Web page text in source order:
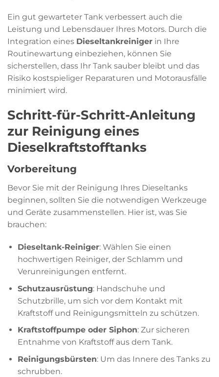
Ein gut gewarteter Tank verbessert auch die
Leistung und Lebensdauer Ihres Motors. Durch die
Integration eines Dieseltankreiniger in Ihre
Routinewartung einbeziehen, können Sie
sicherstellen, dass Ihr Tank sauber bleibt und das
Risiko kostspieliger Reparaturen und Motorausfälle
minimiert wird.
Schritt-für-Schritt-Anleitung
zur Reinigung eines
Dieselkraftstofftanks
Vorbereitung
Bevor Sie mit der Reinigung Ihres Dieseltanks
beginnen, sollten Sie die notwendigen Werkzeuge
und Geräte zusammenstellen. Hier ist, was Sie
brauchen:
Dieseltank-Reiniger: Wählen Sie einen
hochwertigen Reiniger, der Schlamm und
Verunreinigungen entfernt.
Schutzausrüstung: Handschuhe und
Schutzbrille, um sich vor dem Kontakt mit
Kraftstoff und Reinigungsmitteln zu schützen.
Kraftstoffpumpe oder Siphon: Zur sicheren
Entnahme von Kraftstoff aus dem Tank.
Reinigungsbürsten: Um das Innere des Tanks zu
schrubben.